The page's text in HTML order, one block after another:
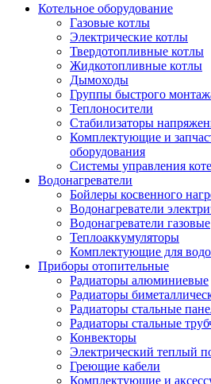
Котельное оборудование
Газовые котлы
Электрические котлы
Твердотопливные котлы
Жидкотопливные котлы
Дымоходы
Группы быстрого
Теплоносители
Стабилизаторы
Комплектующие и
оборудования
Системы управления
Водонагреватели
Бойлеры косвенного
Водонагреватели
Водонагреватели газовые
Теплоаккумуляторы
Комплектующие для
Приборы отопительные
Радиаторы алюминиевые
Радиаторы
Радиаторы стальные
Радиаторы стальные
Конвекторы
Электрический теплый
Греющие кабели
Комплектующие и